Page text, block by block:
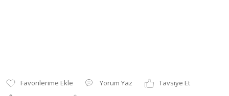
Yorum Yaz
Tavsiye Et